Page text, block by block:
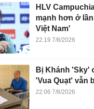
HLV
mạnh hơn ở
Việt Nam'
22:19 7/8/2026
Bị Khánh 'Sky'
'Vua Quạt' vẫn
22:06 7/8/2026